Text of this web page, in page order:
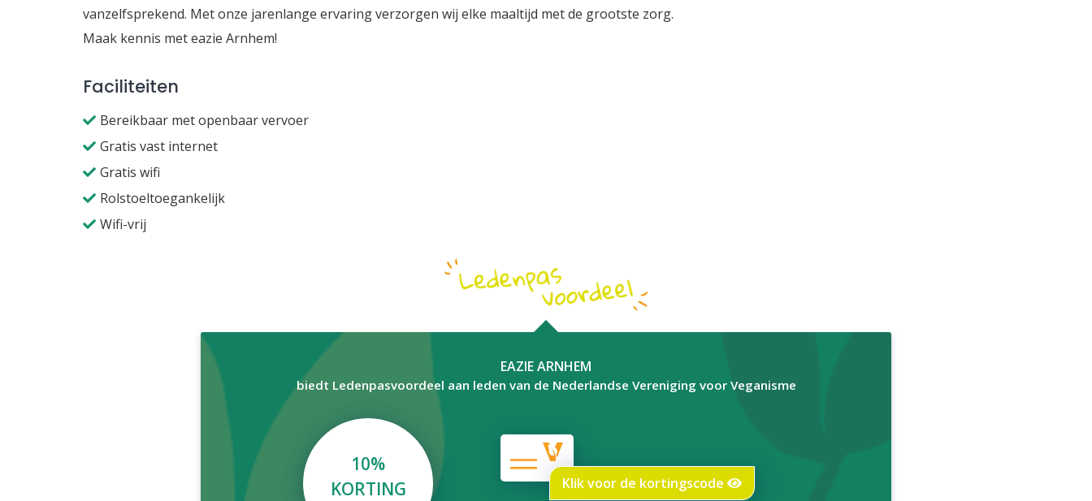
vanzelfsprekend. Met onze jarenlange ervaring verzorgen wij elke maaltijd met de grootste zorg.
Maak kennis met eazie Arnhem!
Faciliteiten
Bereikbaar met openbaar vervoer
Gratis vast internet
Gratis wifi
Rolstoeltoegankelijk
Wifi-vrij
EAZIE ARNHEM
biedt Ledenpasvoordeel aan leden van de Nederlandse Vereniging voor Veganisme
10%
KORTING
Klik voor de kortingscode